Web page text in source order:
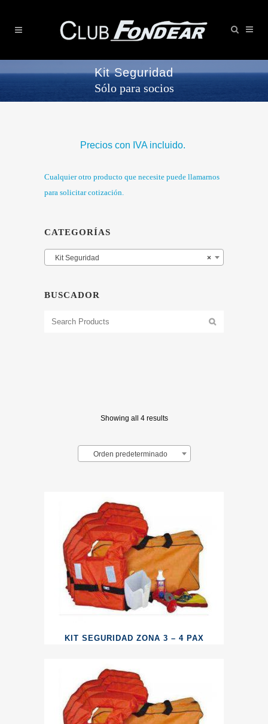
Kit Seguridad
Sólo para socios
Precios con IVA incluido.
Cualquier otro producto que necesite puede llamarnos
para solicitar cotización.
CATEGORÍAS
×
Kit Seguridad
BUSCADOR
Showing all 4 results
Orden predeterminado
KIT SEGURIDAD ZONA 3 – 4 PAX